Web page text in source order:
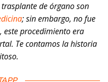
de órgano son
; sin embargo, no fue
este procedimiento era
Te contamos la historia